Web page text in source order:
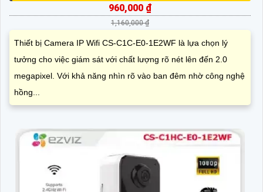
960,000 ₫
1,160,000 ₫
Thiết bị Camera IP Wifi CS-C1C-E0-1E2WF là lựa chọn lý
tưởng cho việc giám sát với chất lượng rõ nét lên đến 2.0
megapixel. Với khả năng nhìn rõ vào ban đêm nhờ công nghệ
hồng...